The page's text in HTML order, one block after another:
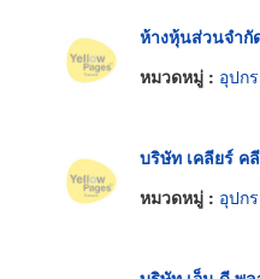
ห้างหุ้นส่วนจำกั
หมวดหมู่ : อุปก
บริษัท เคลียร์ ค
หมวดหมู่ : อุปก